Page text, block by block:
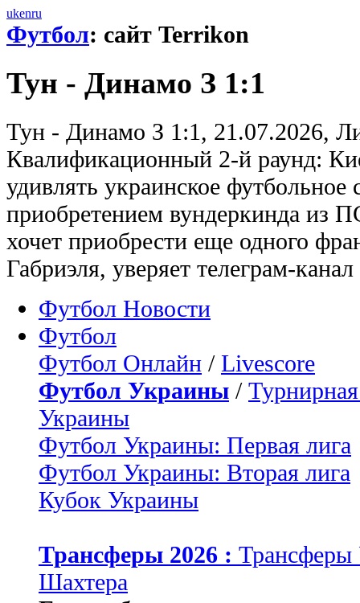
ukenru
Футбол: сайт Terrikon
Тун - Динамо З 1:1
Тун - Динамо З 1:1, 21.07.2026,
Квалификационный 2-й раунд:
удивлять украинское футбольное
приобретением вундеркинда из
хочет приобрести еще одного
Габриэля, уверяет телеграм-
Футбол Новости
Футбол
Футбол Онлайн / Livescore
Футбол Украины /
Украины
Футбол Украины: Первая лига
Футбол Украины: Вторая лига
Кубок Украины
Трансферы 2026 :
Шахтера